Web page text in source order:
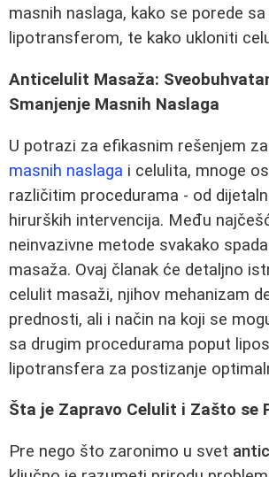
masnih naslaga, kako se porede
lipotransferom, te kako ukloniti
Anticelulit Masaža:
Smanjenje Masnih Naslaga
U potrazi za efikasnim rešenjem za
masnih naslaga i celulita, mnoge
različitim procedurama - od
hirurških intervencija. Među
neinvazivne metode svakako
masaža. Ovaj članak će detaljno
celulit masaži, njihov mehanizam
prednosti, ali i način na koji se
sa drugim procedurama poput
lipotransfera za postizanje
Šta je Zapravo Celulit i Zašto se
Pre nego što zaronimo u svet